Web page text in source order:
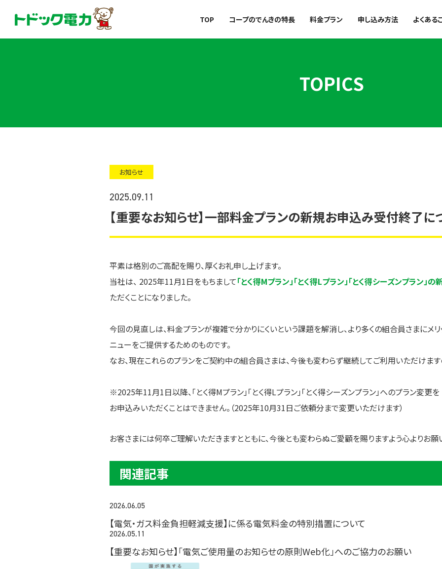
TOP コープのでんきの特長 料金プラン 申し込み方法 よくある
TOPICS
お知らせ
2025.09.11
【重要なお知らせ】一部料金プランの新規お申込み受付終了に
平素は格別のご高配を賜り、厚くお礼申し上げます。
当社は、 2025年11月1日をもちまして「とく得Mプラン」「とく得Lプラン」「とく得シーズンプラン
ただくことになりました。
今回の見直しは、料金プランが複雑で分かりにくいという課題を解消し、より多くの組合員さまにメ
ニューをご提供するためのものです。
なお、現在これらのプランをご契約中の組合員さまは、今後も変わらず継続してご利用いただけます
※2025年11月1日以降、「とく得Mプラン」「とく得Lプラン」「とく得シーズンプラン」へのプラン変更を
お申込みいただくことはできません。（2025年10月31日ご依頼分まで変更いただけます）
お客さまには何卒ご理解いただきますとともに、今後とも変わらぬご愛顧を賜りますよう心よりお願
関連記事
2026.06.05
【電気・ガス料金負担軽減支援】に係る電気料金の特別措置について
2026.05.11
【重要なお知らせ】「電気ご使用量のお知らせの原則Web化」へのご協力のお願い